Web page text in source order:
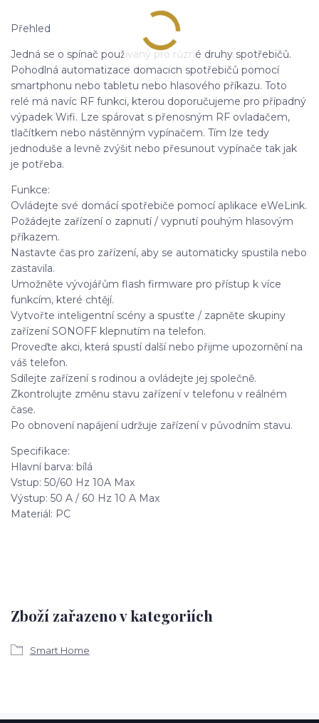
Přehled
Jedná se o spínač používaný pro různé druhy spotřebičů.
Pohodlná automatizace domácích spotřebičů pomocí
smartphonu nebo tabletu nebo hlasového příkazu. Toto
relé má navíc RF funkci, kterou doporučujeme pro případný
výpadek Wifi. Lze spárovat s přenosným RF ovladačem,
tlačítkem nebo nástěnným vypínačem. Tím lze tedy
jednoduše a levně zvýšit nebo přesunout vypínače tak jak
je potřeba.
Funkce:
Ovládejte své domácí spotřebiče pomocí aplikace eWeLink.
Požádejte zařízení o zapnutí / vypnutí pouhým hlasovým
příkazem.
Nastavte čas pro zařízení, aby se automaticky spustila nebo
zastavila.
Umožněte vývojářům flash firmware pro přístup k více
funkcím, které chtějí.
Vytvořte inteligentní scény a spusťte / zapněte skupiny
zařízení SONOFF klepnutím na telefon.
Proveďte akci, která spustí další nebo přijme upozornění na
váš telefon.
Sdílejte zařízení s rodinou a ovládejte jej společně.
Zkontrolujte změnu stavu zařízení v telefonu v reálném
čase.
Po obnovení napájení udržuje zařízení v původním stavu.
Specifikace:
Hlavní barva: bílá
Vstup: 50/60 Hz 10A Max
Výstup: 50 A / 60 Hz 10 A Max
Materiál: PC
Zboží zařazeno v kategoriích
Smart Home